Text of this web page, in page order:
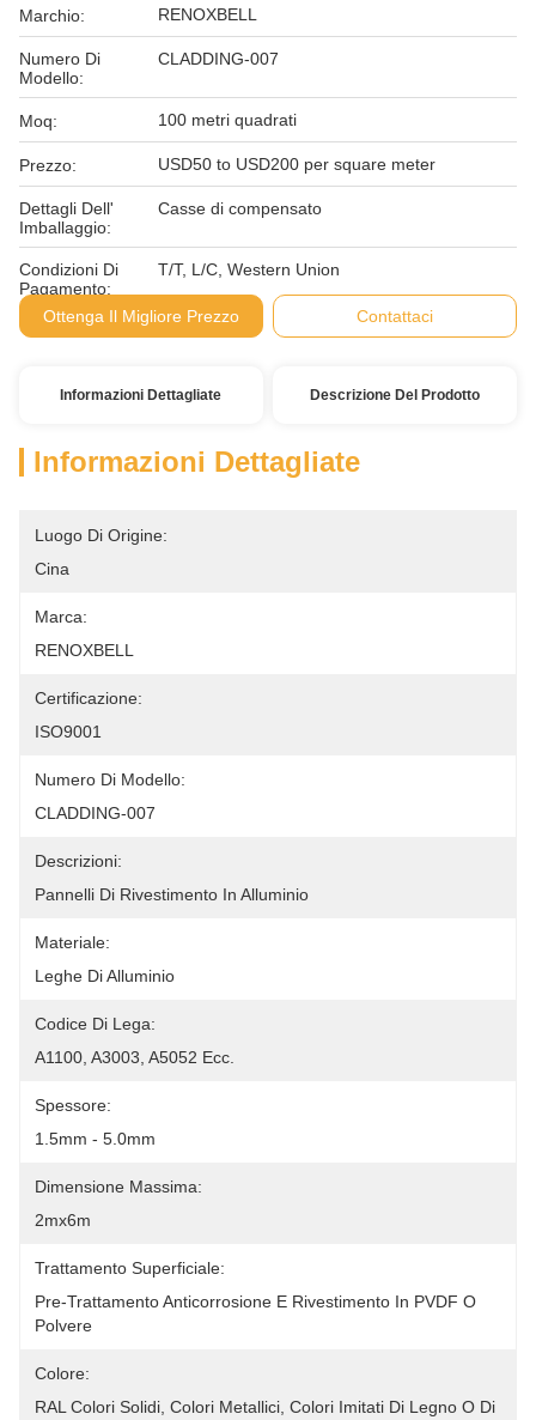
Marchio: RENOXBELL
Numero Di
Modello:
CLADDING-007
Moq: 100 metri quadrati
Prezzo: USD50 to USD200 per square meter
Dettagli Dell'
Imballaggio:
Casse di compensato
Condizioni Di
Pagamento:
T/T, L/C, Western Union
Ottenga Il Migliore Prezzo Contattaci
Informazioni Dettagliate Descrizione Del Prodotto
Informazioni Dettagliate
Luogo Di Origine:
Cina
Marca:
RENOXBELL
Certificazione:
ISO9001
Numero Di Modello:
CLADDING-007
Descrizioni:
Pannelli Di Rivestimento In Alluminio
Materiale:
Leghe Di Alluminio
Codice Di Lega:
A1100, A3003, A5052 Ecc.
Spessore:
1.5mm - 5.0mm
Dimensione Massima:
2mx6m
Trattamento Superficiale:
Pre-Trattamento Anticorrosione E Rivestimento In PVDF O
Polvere
Colore:
RAL Colori Solidi, Colori Metallici, Colori Imitati Di Legno O Di